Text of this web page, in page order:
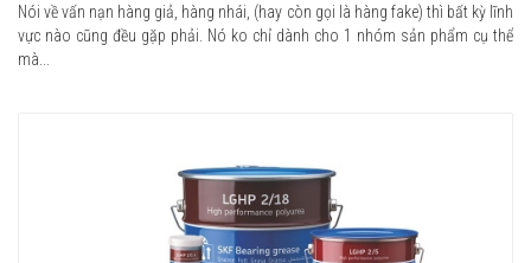
Nói về vấn nạn hàng giả, hàng nhái, (hay còn gọi là hàng fake) thì bất kỳ lĩnh
vực nào cũng đều gặp phải. Nó ko chỉ dành cho 1 nhóm sản phẩm cụ thể
mà...